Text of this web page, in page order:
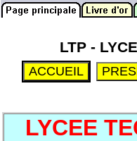
LTP -
LYCEE